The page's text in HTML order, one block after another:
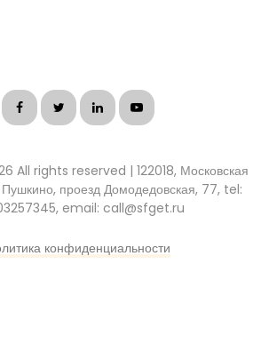
All rights reserved | 122018, Московская
Пушкино, проезд Домодедовская, 77, tel:
email: call@sfget.ru
конфиденциальности